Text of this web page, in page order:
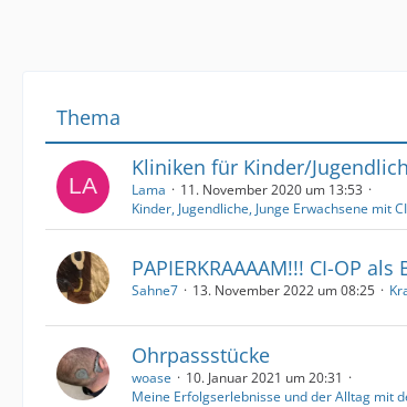
Thema
Kliniken für Kinder/
Lama
11. November 2020 um 13:53
Kinder, Jugendliche, Junge Erwachsene mit
PAPIERKRAAAAM!!! CI-OP
Sahne7 13. November 2022 um 08:25
Ohrpassstücke
woase
10. Januar 2021 um 20:31
Meine Erfolgserlebnisse und der Alltag mit